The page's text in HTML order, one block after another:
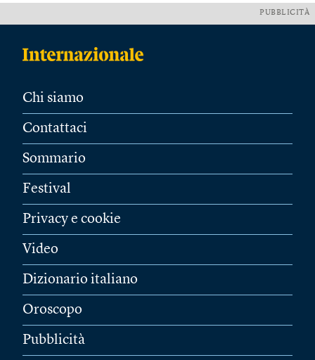
PUBBLICITÀ
Chi siamo
Contattaci
Sommario
Festival
Privacy e cookie
Video
Dizionario italiano
Oroscopo
Pubblicità